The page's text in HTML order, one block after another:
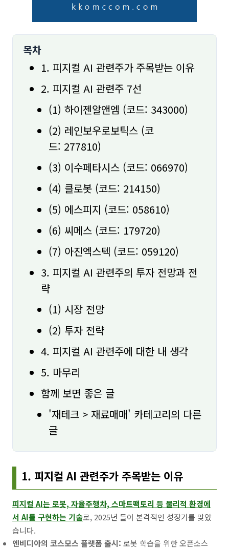
목차
1. 피지컬 AI 관련주가 주목받는 이유
2. 피지컬 AI 관련주 7선
(1) 하이젠알앤엠 (코드: 343000)
(2) 레인보우로보틱스 (코
드: 277810)
(3) 이수페타시스 (코드: 066970)
(4) 클로봇 (코드: 214150)
(5) 에스피지 (코드: 058610)
(6) 씨메스 (코드: 179720)
(7) 아진엑스텍 (코드: 059120)
3. 피지컬 AI 관련주의 투자 전망과 전
략
(1) 시장 전망
(2) 투자 전략
4. 피지컬 AI 관련주에 대한 내 생각
5. 마무리
함께 보면 좋은 글
'재테크 > 재료매매' 카테고리의 다른
글
1. 피지컬 AI 관련주가 주목받는 이유
피지컬 AI는 로봇, 자율주행차, 스마트팩토리 등 물리적 환경에
서 AI를 구현하는 기술로, 2025년 들어 본격적인 성장기를 맞았
습니다.
엔비디아의 코스모스 플랫폼 출시: 로봇 학습을 위한 오픈소스